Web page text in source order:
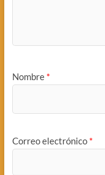
Nombre *
Correo electrónico *